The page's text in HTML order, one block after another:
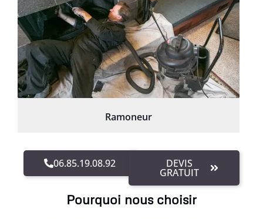
Ramoneur
06.85.19.08.92 DEVIS
GRATUIT
Pourquoi nous choisir